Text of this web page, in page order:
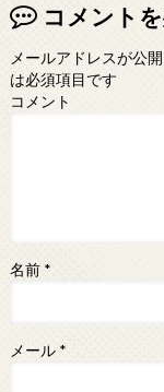
コメント
メールアドレスが公
は必須項目です
コメント
名前 *
メール *